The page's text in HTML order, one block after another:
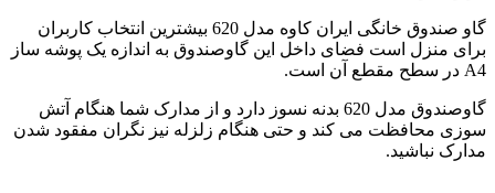
گاو صندوق خانگی ایران کاوه مدل 620 بیشترین انتخاب کاربران
برای منزل است فضای داخل این گاوصندوق به اندازه یک پوشه ساز
A4 در سطح مقطع آن است.
گاوصندوق مدل 620 بدنه نسوز دارد و از مدارک شما هنگام آتش
سوزی محافظت می کند و حتی هنگام زلزله نیز نگران مفقود شدن
مدارک نباشید.